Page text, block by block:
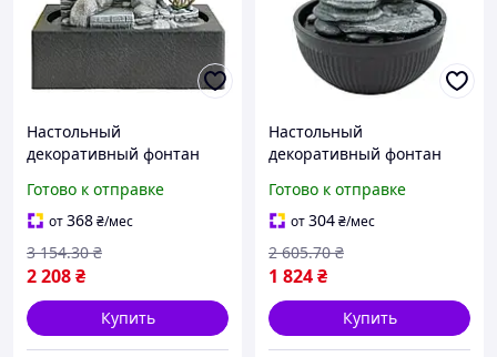
Настольный
декоративный фонтан
фонтан для интерьера
мини водопад с
подсветкой на стол
Готово к отправке
от368₴/мес
2 208₴
3 154.30 ₴
Купить
Настольный
декоративный фонтан
комнатный фонтан с
подсветкой настольный
каскадный декор
Готово к отправке
от304₴/мес
1 824₴
2 605.70 ₴
Купить